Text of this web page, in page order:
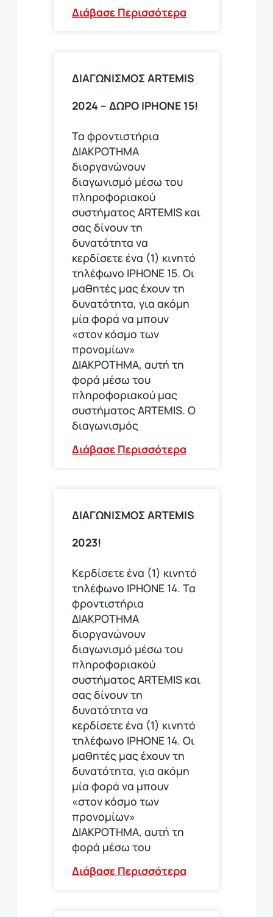
Διάβασε Περισσότερα
ΔΙΑΓΩΝΙΣΜΟΣ ΑRTEMIS
2024 – ΔΩΡΟ IPHONE 15!
Τα φροντιστήρια
ΔΙΑΚΡΟΤΗΜΑ
διοργανώνουν
διαγωνισμό μέσω του
πληροφοριακού
συστήματος ARTEMIS και
σας δίνουν τη
δυνατότητα να
κερδίσετε ένα (1) κινητό
τηλέφωνο ΙΡΗΟΝΕ 15. Οι
μαθητές μας έχουν τη
δυνατότητα, για ακόμη
μία φορά να μπουν
«στον κόσμο των
προνομίων»
ΔΙΑΚΡΟΤΗΜΑ, αυτή τη
φορά μέσω του
πληροφοριακού μας
συστήματος ARTEMIS. Ο
διαγωνισμός
Διάβασε Περισσότερα
ΔΙΑΓΩΝΙΣΜΟΣ ARTEMIS
2023!
Κερδίσετε ένα (1) κινητό
τηλέφωνο ΙΡΗΟΝΕ 14. Τα
φροντιστήρια
ΔΙΑΚΡΟΤΗΜΑ
διοργανώνουν
διαγωνισμό μέσω του
πληροφοριακού
συστήματος ARTEMIS και
σας δίνουν τη
δυνατότητα να
κερδίσετε ένα (1) κινητό
τηλέφωνο ΙΡΗΟΝΕ 14. Οι
μαθητές μας έχουν τη
δυνατότητα, για ακόμη
μία φορά να μπουν
«στον κόσμο των
προνομίων»
ΔΙΑΚΡΟΤΗΜΑ, αυτή τη
φορά μέσω του
Διάβασε Περισσότερα